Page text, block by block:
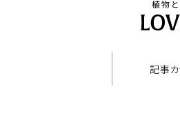
記事カ